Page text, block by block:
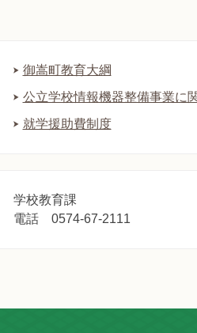
御嵩町教育大綱
公立学校情報機器整備事業に
就学援助費制度
学校教育課
電話 0574-67-2111